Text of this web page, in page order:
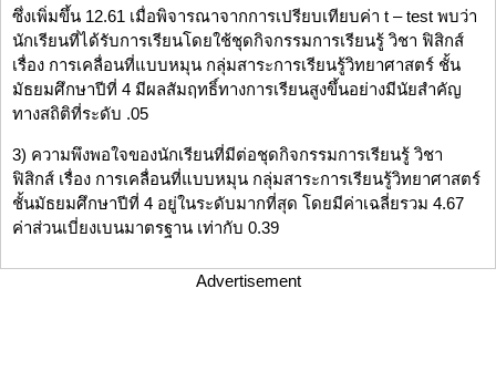
ซึ่งเพิ่มขึ้น 12.61 เมื่อพิจารณาจากการเปรียบเทียบค่า t – test พบว่า
นักเรียนที่ได้รับการเรียนโดยใช้ชุดกิจกรรมการเรียนรู้ วิชา ฟิสิกส์
เรื่อง การเคลื่อนที่แบบหมุน กลุ่มสาระการเรียนรู้วิทยาศาสตร์ ชั้น
มัธยมศึกษาปีที่ 4 มีผลสัมฤทธิ์ทางการเรียนสูงขึ้นอย่างมีนัยสำคัญ
ทางสถิติที่ระดับ .05
3) ความพึงพอใจของนักเรียนที่มีต่อชุดกิจกรรมการเรียนรู้ วิชา
ฟิสิกส์ เรื่อง การเคลื่อนที่แบบหมุน กลุ่มสาระการเรียนรู้วิทยาศาสตร์
ชั้นมัธยมศึกษาปีที่ 4 อยู่ในระดับมากที่สุด โดยมีค่าเฉลี่ยรวม 4.67
ค่าส่วนเบี่ยงเบนมาตรฐาน เท่ากับ 0.39
Advertisement